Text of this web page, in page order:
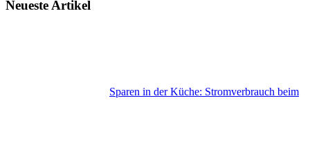
Neueste Artikel
Sparen in der Küche: Stromverbrauch beim